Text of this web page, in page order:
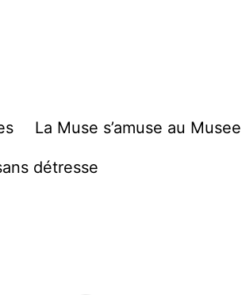
La Muse s’amuse au Musee
détresse